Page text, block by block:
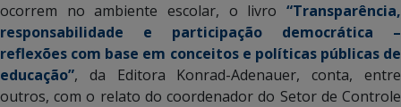
ocorrem no ambiente escolar, o livro “Transparência,
responsabilidade e participação democrática –
reflexões com base em conceitos e políticas públicas de
educação”, da Editora Konrad-Adenauer, conta, entre
outros, com o relato do coordenador do Setor de Controle